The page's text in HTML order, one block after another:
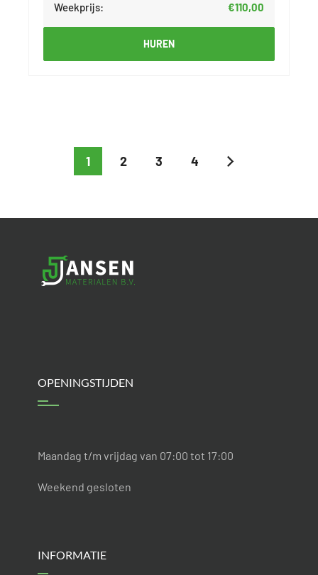
Weekprijs:
€110,00
HUREN
1 2 3 4
OPENINGSTIJDEN
Maandag t/m vrijdag van 07:00 tot 17:00
Weekend gesloten
INFORMATIE